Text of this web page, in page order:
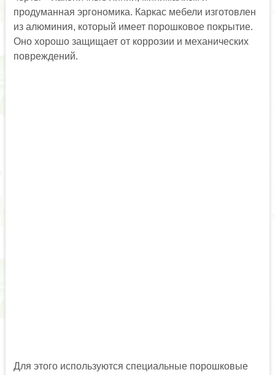
продуманная эргономика. Каркас мебели изготовлен
из алюминия, который имеет порошковое покрытие.
Оно хорошо защищает от коррозии и механических
повреждений.
Для этого используются специальные порошковые